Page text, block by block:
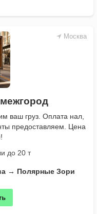
Москва
ваш груз. Оплата нал,
предоставляем. Цена
до 20 т
→ Полярные Зори